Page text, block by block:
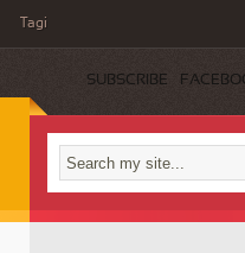
Tagi
SUBSCRIBE